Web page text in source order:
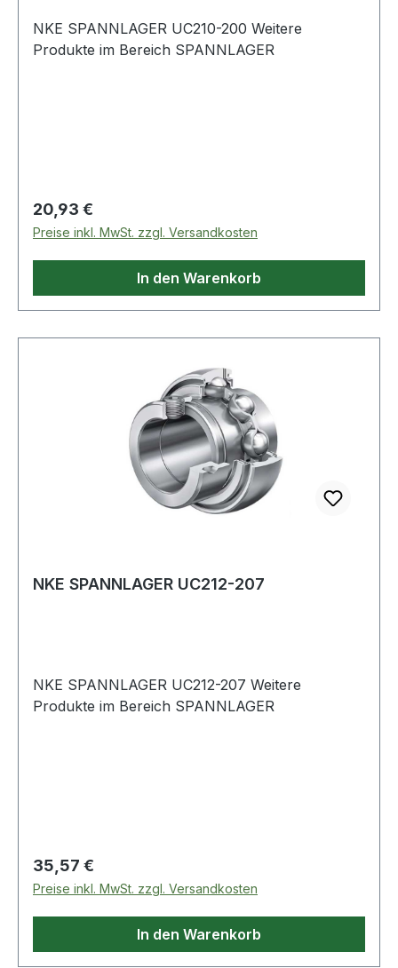
NKE SPANNLAGER UC210-200 Weitere
Produkte im Bereich SPANNLAGER
Regulärer Preis:
20,93 €
Preise inkl. MwSt. zzgl. Versandkosten
In den Warenkorb
NKE SPANNLAGER UC212-207
NKE SPANNLAGER UC212-207 Weitere
Produkte im Bereich SPANNLAGER
Regulärer Preis:
35,57 €
Preise inkl. MwSt. zzgl. Versandkosten
In den Warenkorb